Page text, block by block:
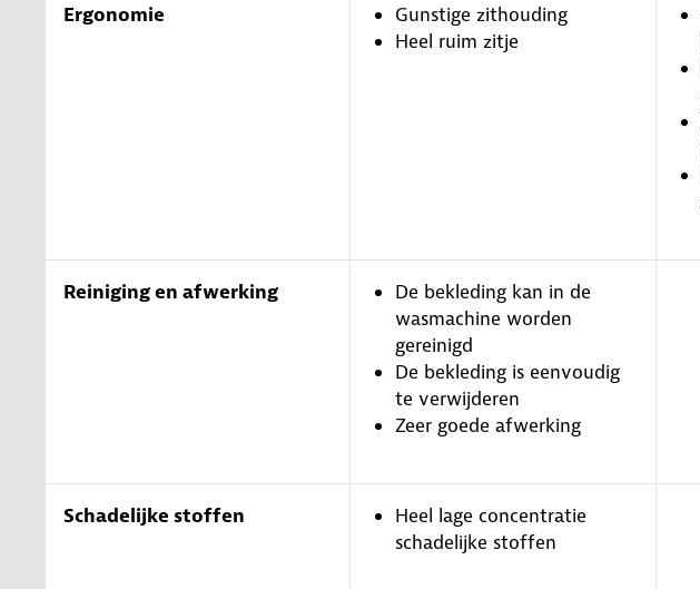
Ergonomie
Gunstige zithouding
Heel ruim zitje
Reiniging en afwerking
De bekleding kan in de
wasmachine worden
gereinigd
De bekleding is eenvoudig
te verwijderen
Zeer goede afwerking
Schadelijke stoffen
Heel lage concentratie
schadelijke stoffen